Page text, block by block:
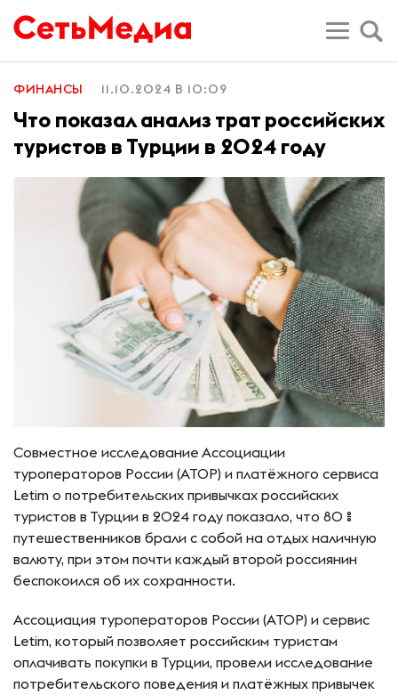
ФИНАНСЫ 11.10.2024 В 10:09
Что показал анализ трат российских
туристов в Турции в 2024 году
Совместное исследование Ассоциации
туроператоров России (АТОР) и платёжного сервиса
Letim о потребительских привычках российских
туристов в Турции в 2024 году показало, что 80 %
путешественников брали с собой на отдых наличную
валюту, при этом почти каждый второй россиянин
беспокоился об их сохранности.
Ассоциация туроператоров России (АТОР) и сервис
Letim, который позволяет российским туристам
оплачивать покупки в Турции, провели исследование
потребительского поведения и платёжных привычек